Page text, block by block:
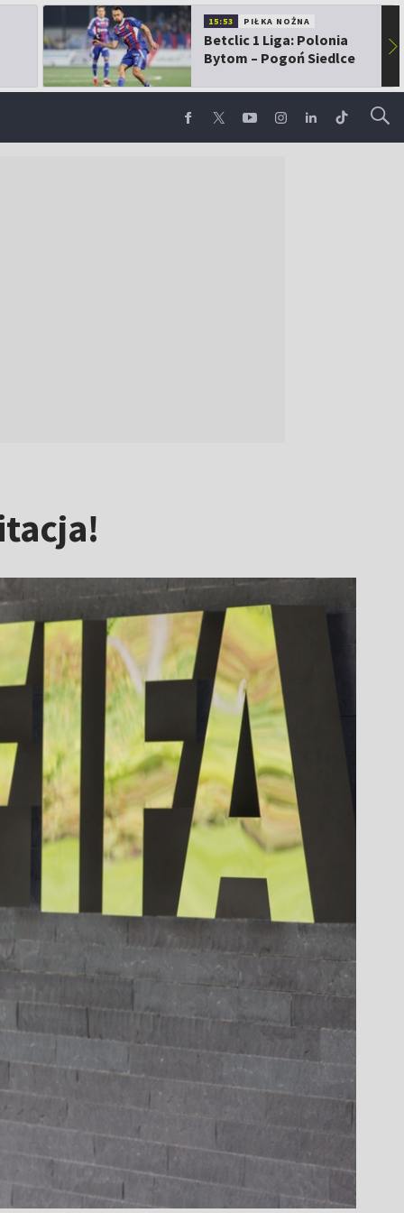
15:53 PIŁKA NOŻNA
Betclic 1 Liga: Polonia
Bytom – Pogoń Siedlce
▶